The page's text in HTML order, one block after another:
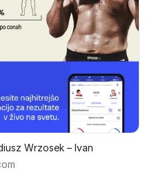
Wrzosek – Ivan